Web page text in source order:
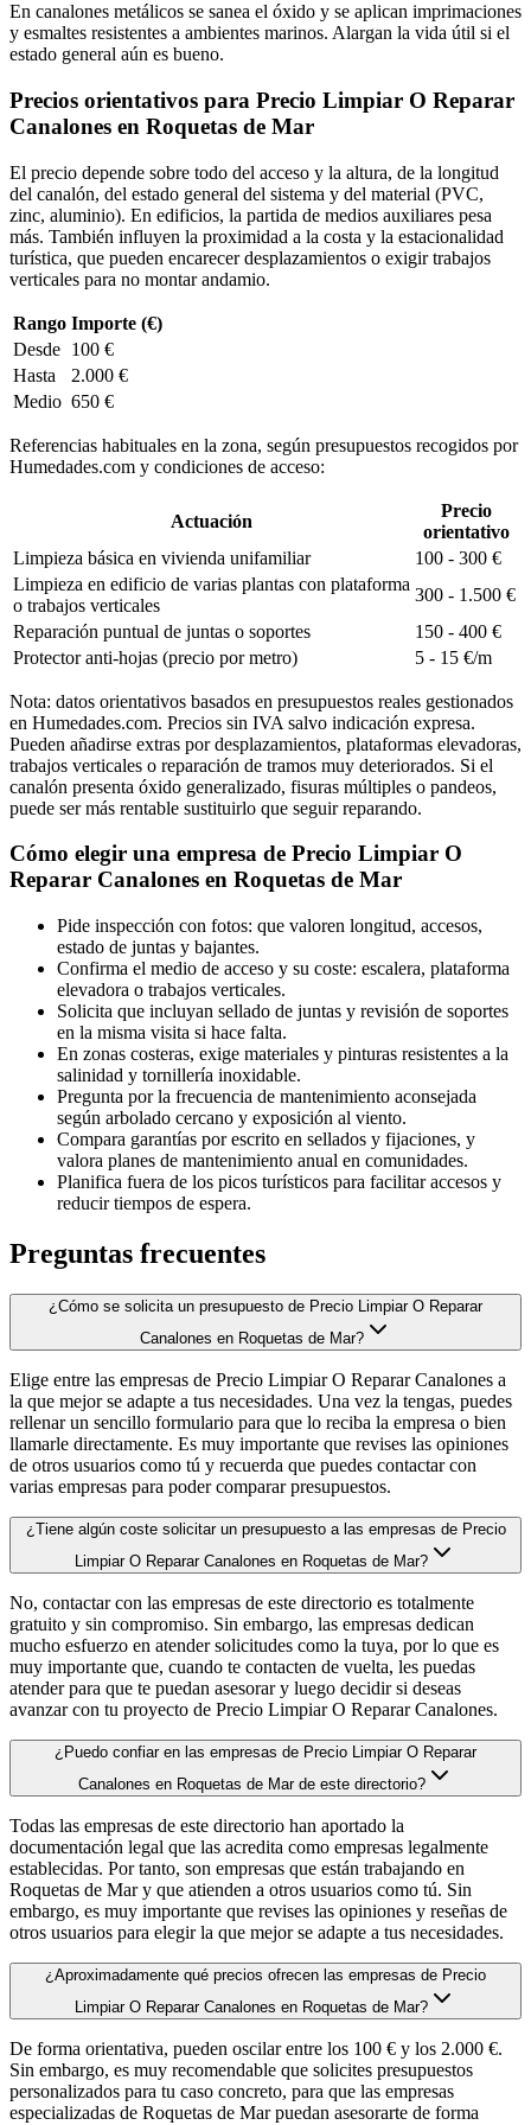
En canalones metálicos se sanea el óxido y se aplican imprimaciones
y esmaltes resistentes a ambientes marinos. Alargan la vida útil si el
estado general aún es bueno.
Precios orientativos para Precio Limpiar O Reparar
Canalones en Roquetas de Mar
El precio depende sobre todo del acceso y la altura, de la longitud
del canalón, del estado general del sistema y del material (PVC,
zinc, aluminio). En edificios, la partida de medios auxiliares pesa
más. También influyen la proximidad a la costa y la estacionalidad
turística, que pueden encarecer desplazamientos o exigir trabajos
verticales para no montar andamio.
Rango Importe (€)
Desde 100 €
Hasta
2.000 €
Medio 650 €
Referencias habituales en la zona, según presupuestos recogidos por
Humedades.com y condiciones de acceso:
Actuación
Precio
orientativo
Limpieza básica en vivienda unifamiliar
100 - 300 €
Limpieza en edificio de varias plantas con plataforma
o trabajos verticales
300 - 1.500 €
Reparación puntual de juntas o soportes
150 - 400 €
Protector anti-hojas (precio por metro)
5 - 15 €/m
Nota: datos orientativos basados en presupuestos reales gestionados
en Humedades.com. Precios sin IVA salvo indicación expresa.
Pueden añadirse extras por desplazamientos, plataformas elevadoras,
trabajos verticales o reparación de tramos muy deteriorados. Si el
canalón presenta óxido generalizado, fisuras múltiples o pandeos,
puede ser más rentable sustituirlo que seguir reparando.
Cómo elegir una empresa de Precio Limpiar O
Reparar Canalones en Roquetas de Mar
Pide inspección con fotos: que valoren longitud, accesos,
estado de juntas y bajantes.
Confirma el medio de acceso y su coste: escalera, plataforma
elevadora o trabajos verticales.
Solicita que incluyan sellado de juntas y revisión de soportes
en la misma visita si hace falta.
En zonas costeras, exige materiales y pinturas resistentes a la
salinidad y tornillería inoxidable.
Pregunta por la frecuencia de mantenimiento aconsejada
según arbolado cercano y exposición al viento.
Compara garantías por escrito en sellados y fijaciones, y
valora planes de mantenimiento anual en comunidades.
Planifica fuera de los picos turísticos para facilitar accesos y
reducir tiempos de espera.
Preguntas frecuentes
¿Cómo se solicita un presupuesto de Precio Limpiar O Reparar
Canalones en Roquetas de Mar?
Elige entre las empresas de Precio Limpiar O Reparar Canalones a
la que mejor se adapte a tus necesidades. Una vez la tengas, puedes
rellenar un sencillo formulario para que lo reciba la empresa o bien
llamarle directamente. Es muy importante que revises las opiniones
de otros usuarios como tú y recuerda que puedes contactar con
varias empresas para poder comparar presupuestos.
¿Tiene algún coste solicitar un presupuesto a las empresas de Precio
Limpiar O Reparar Canalones en Roquetas de Mar?
No, contactar con las empresas de este directorio es totalmente
gratuito y sin compromiso. Sin embargo, las empresas dedican
mucho esfuerzo en atender solicitudes como la tuya, por lo que es
muy importante que, cuando te contacten de vuelta, les puedas
atender para que te puedan asesorar y luego decidir si deseas
avanzar con tu proyecto de Precio Limpiar O Reparar Canalones.
¿Puedo confiar en las empresas de Precio Limpiar O Reparar
Canalones en Roquetas de Mar de este directorio?
Todas las empresas de este directorio han aportado la
documentación legal que las acredita como empresas legalmente
establecidas. Por tanto, son empresas que están trabajando en
Roquetas de Mar y que atienden a otros usuarios como tú. Sin
embargo, es muy importante que revises las opiniones y reseñas de
otros usuarios para elegir la que mejor se adapte a tus necesidades.
¿Aproximadamente qué precios ofrecen las empresas de Precio
Limpiar O Reparar Canalones en Roquetas de Mar?
De forma orientativa, pueden oscilar entre los 100 € y los 2.000 €.
Sin embargo, es muy recomendable que solicites presupuestos
personalizados para tu caso concreto, para que las empresas
especializadas de Roquetas de Mar puedan asesorarte de forma